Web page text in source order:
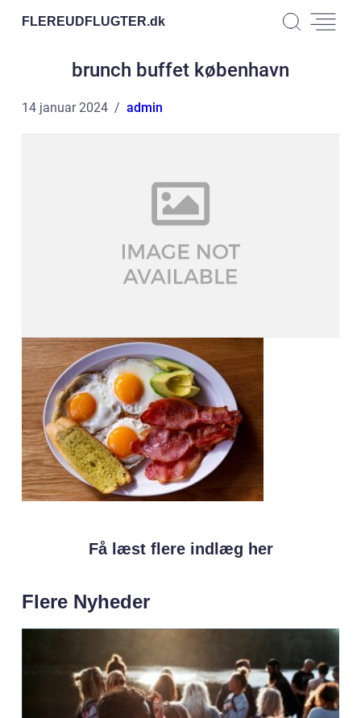
FLEREUDFLUGTER.dk
brunch buffet københavn
14 januar 2024 admin
Få læst flere indlæg her
Flere Nyheder